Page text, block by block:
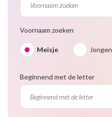
Voornaam zoeken
Meisje Jongen
Beginnend met de letter